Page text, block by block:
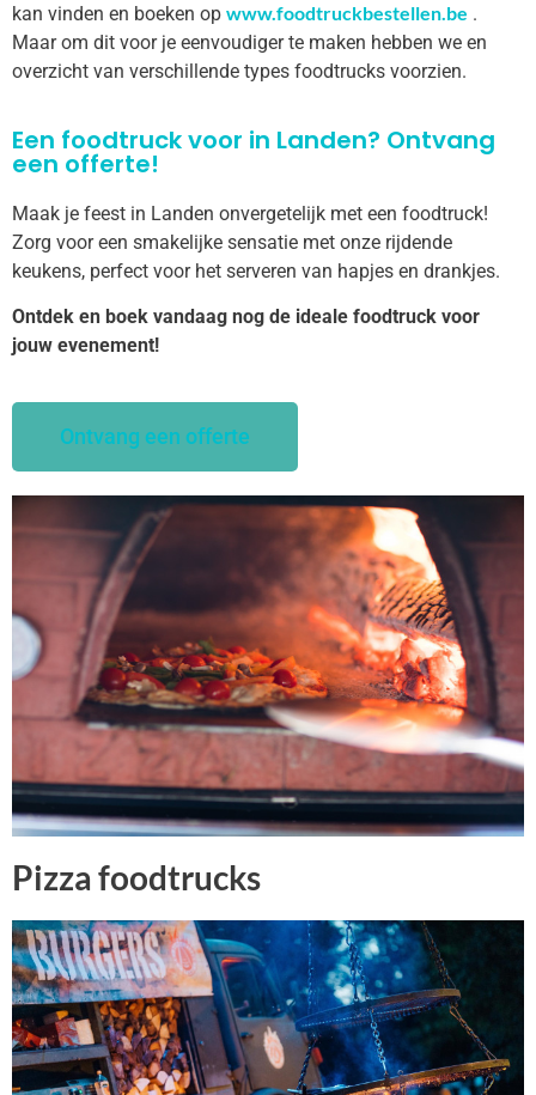
kan vinden en boeken op www.foodtruckbestellen.be .
Maar om dit voor je eenvoudiger te maken hebben we en
overzicht van verschillende types foodtrucks voorzien.
Een foodtruck voor in Landen? Ontvang
een offerte!
Maak je feest in Landen onvergetelijk met een foodtruck!
Zorg voor een smakelijke sensatie met onze rijdende
keukens, perfect voor het serveren van hapjes en drankjes.
Ontdek en boek vandaag nog de ideale foodtruck voor
jouw evenement!
Ontvang een offerte
Pizza foodtrucks